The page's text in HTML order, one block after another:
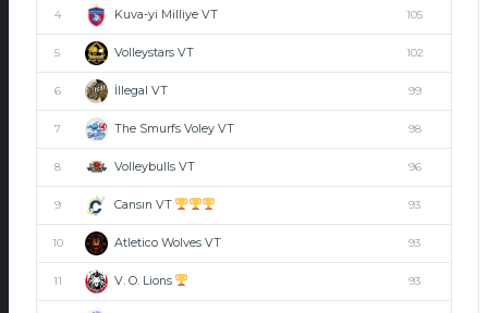
4 Kuva-yi Milliye VT 105
5 Volleystars VT 102
6 İllegal VT 99
7 The Smurfs Voley VT 98
8 Volleybulls VT 96
9 Cansın VT 93
10 Atletico Wolves VT 93
11 V. O. Lions 93